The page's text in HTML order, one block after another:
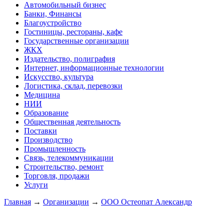
Автомобильный бизнес
Банки, Финансы
Благоустройство
Гостиницы, рестораны, кафе
Государственные организации
ЖКХ
Издательство, полиграфия
Интернет, информационные технологии
Искусство, культура
Логистика, склад, перевозки
Медицина
НИИ
Образование
Общественная деятельность
Поставки
Производство
Промышленность
Связь, телекоммуникации
Строительство, ремонт
Торговля, продажи
Услуги
Главная → Организации → ООО Остеопат Александр